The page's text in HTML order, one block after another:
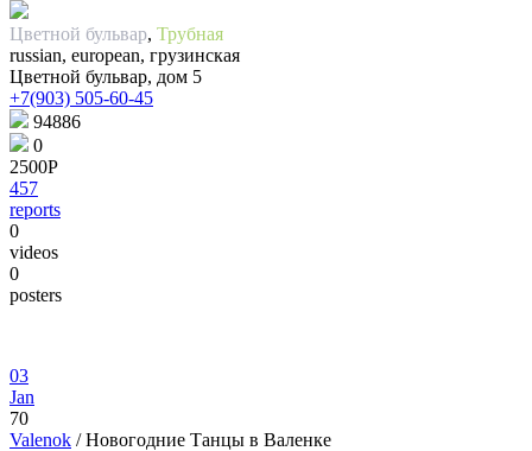
Цветной бульвар, Трубная
russian, european, грузинская
Цветной бульвар, дом 5
+7(903) 505-60-45
94886
0
2500Р
457
reports
0
videos
0
posters
03
Jan
70
Valenok / Новогодние Танцы в Валенке